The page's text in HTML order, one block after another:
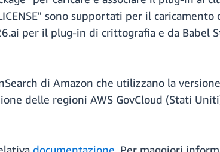
sono supportati per il
per il plug-in di crittografia e da Babel
di Amazon che utilizzano la
delle regioni AWS GovCloud (Stati